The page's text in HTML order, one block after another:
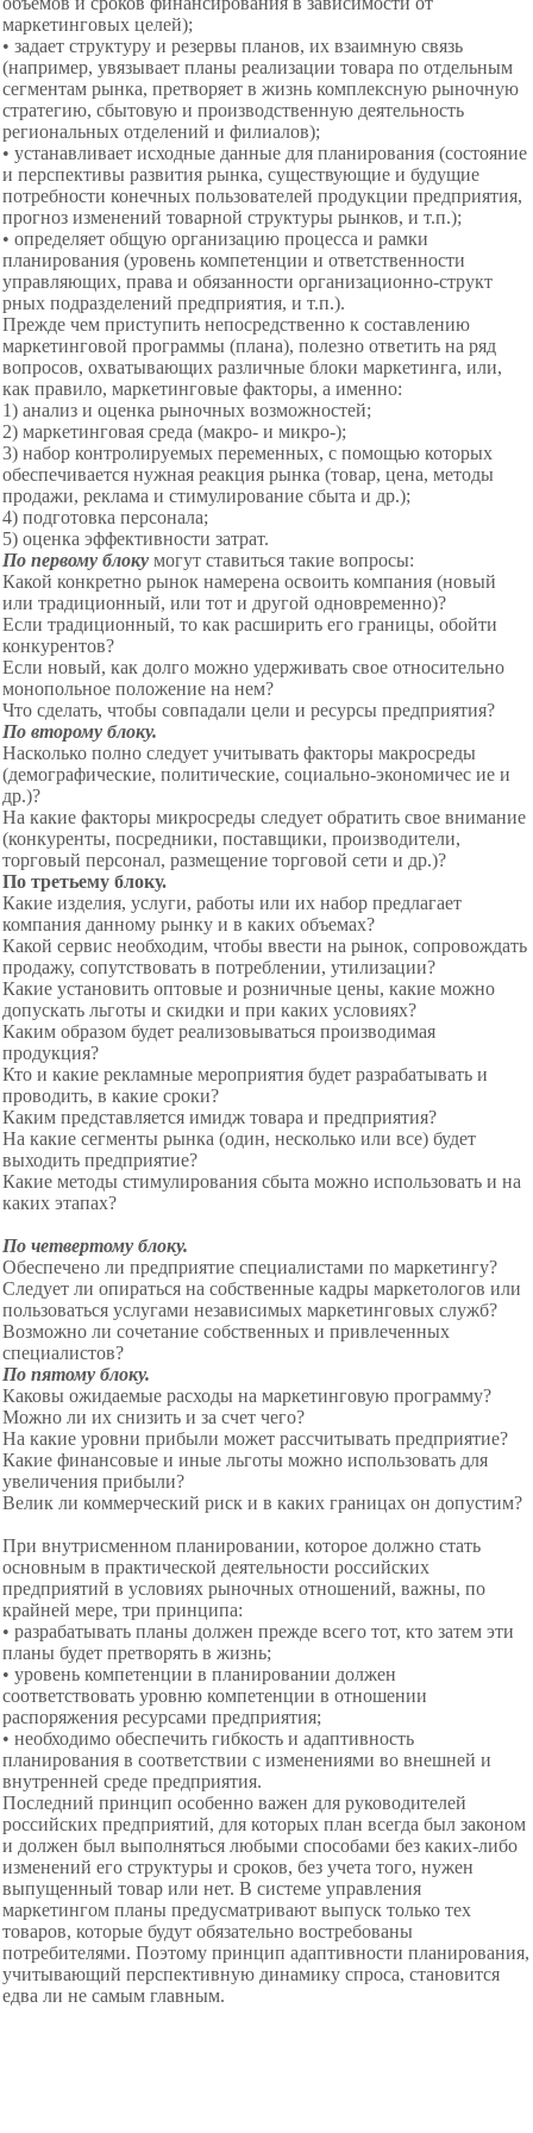
маркетинговых целей);
• задает структуру и резервы планов, их взаимную связь
(например, увязывает планы реализации товара по отдельным
сегментам рынка, претворяет в жизнь комплексную рыночную
стратегию, сбытовую и производственную деятельность
региональных отделений и филиалов);
• устанавливает исходные данные для планирования (состояние
и перспективы развития рынка, существующие и будущие
потребности конечных пользователей продукции предприятия,
прогноз изменений товарной структуры рынков, и т.п.);
• определяет общую организацию процесса и рамки
планирования (уровень компетенции и ответственности
управляющих, права и обязанности организационно-структ
рных подразделений предприятия, и т.п.).
Прежде чем приступить непосредственно к составлению
маркетинговой программы (плана), полезно ответить на ряд
вопросов, охватывающих различные блоки маркетинга, или,
как правило, маркетинговые факторы, а именно:
1) анализ и оценка рыночных возможностей;
2) маркетинговая среда (макро- и микро-);
3) набор контролируемых переменных, с помощью которых
обеспечивается нужная реакция рынка (товар, цена, методы
продажи, реклама и стимулирование сбыта и др.);
4) подготовка персонала;
5) оценка эффективности затрат.
По первому блоку могут ставиться такие вопросы:
Какой конкретно рынок намерена освоить компания (новый
или традиционный, или тот и другой одновременно)?
Если традиционный, то как расширить его границы, обойти
конкурентов?
Если новый, как долго можно удерживать свое относительно
монопольное положение на нем?
Что сделать, чтобы совпадали цели и ресурсы предприятия?
По второму блоку.
Насколько полно следует учитывать факторы макросреды
(демографические, политические, социально-экономичес ие и
др.)?
На какие факторы микросреды следует обратить свое внимание
(конкуренты, посредники, поставщики, производители,
торговый персонал, размещение торговой сети и др.)?
По третьему блоку.
Какие изделия, услуги, работы или их набор предлагает
компания данному рынку и в каких объемах?
Какой сервис необходим, чтобы ввести на рынок, сопровождать
продажу, сопутствовать в потреблении, утилизации?
Какие установить оптовые и розничные цены, какие можно
допускать льготы и скидки и при каких условиях?
Каким образом будет реализовываться производимая
продукция?
Кто и какие рекламные мероприятия будет разрабатывать и
проводить, в какие сроки?
Каким представляется имидж товара и предприятия?
На какие сегменты рынка (один, несколько или все) будет
выходить предприятие?
Какие методы стимулирования сбыта можно использовать и на
каких этапах?
По четвертому блоку.
Обеспечено ли предприятие специалистами по маркетингу?
Следует ли опираться на собственные кадры маркетологов или
пользоваться услугами независимых маркетинговых служб?
Возможно ли сочетание собственных и привлеченных
специалистов?
По пятому блоку.
Каковы ожидаемые расходы на маркетинговую программу?
Можно ли их снизить и за счет чего?
На какие уровни прибыли может рассчитывать предприятие?
Какие финансовые и иные льготы можно использовать для
увеличения прибыли?
Велик ли коммерческий риск и в каких границах он допустим?
При внутрисменном планировании, которое должно стать
основным в практической деятельности российских
предприятий в условиях рыночных отношений, важны, по
крайней мере, три принципа:
• разрабатывать планы должен прежде всего тот, кто затем эти
планы будет претворять в жизнь;
• уровень компетенции в планировании должен
соответствовать уровню компетенции в отношении
распоряжения ресурсами предприятия;
• необходимо обеспечить гибкость и адаптивность
планирования в соответствии с изменениями во внешней и
внутренней среде предприятия.
Последний принцип особенно важен для руководителей
российских предприятий, для которых план всегда был законом
и должен был выполняться любыми способами без каких-либо
изменений его структуры и сроков, без учета того, нужен
выпущенный товар или нет. В системе управления
маркетингом планы предусматривают выпуск только тех
товаров, которые будут обязательно востребованы
потребителями. Поэтому принцип адаптивности планирования,
учитывающий перспективную динамику спроса, становится
едва ли не самым главным.